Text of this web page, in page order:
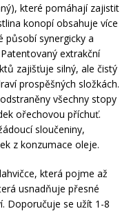
které pomáhají zajistit
konopí obsahuje více
působí synergicky a
extrakční
zajišťuje silný, ale čistý
prospěšných složkách.
všechny stopy
ořechovou příchuť.
sloučeniny,
z konzumace oleje.
která pojme až
usnadňuje přesné
Doporučuje se užít 1-8